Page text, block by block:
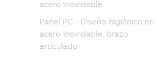
acero inoxidable
Panel PC - Diseño higiénico en
acero inoxidable, brazo
articulado